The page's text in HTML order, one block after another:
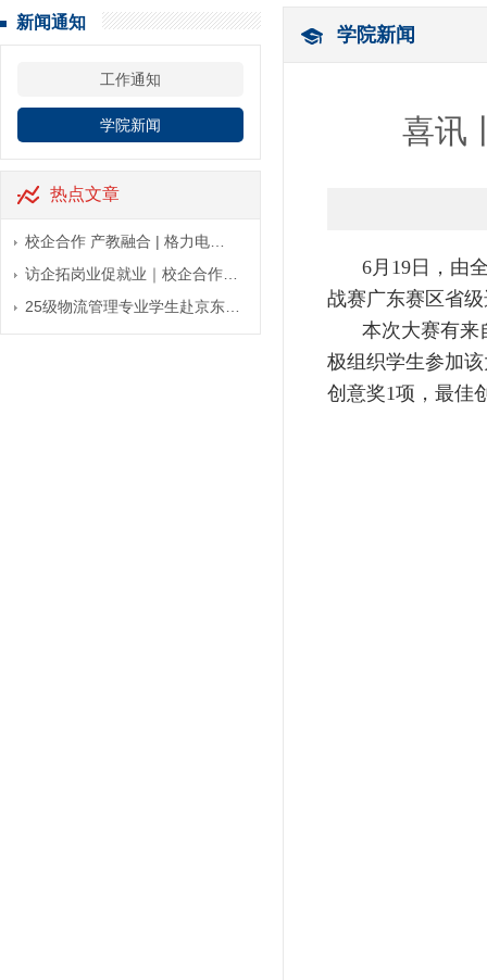
新闻通知
工作通知
学院新闻
热点文章
校企合作 产教融合 | 格力电…
访企拓岗业促就业｜校企合作…
25级物流管理专业学生赴京东…
学院新闻
喜讯
6月19日，由
战赛广东赛区省
本次大赛有来
极组织学生参加
创意奖1项，最佳